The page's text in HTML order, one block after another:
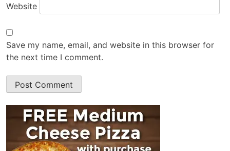
Website
Save my name, email, and website in this browser for
the next time I comment.